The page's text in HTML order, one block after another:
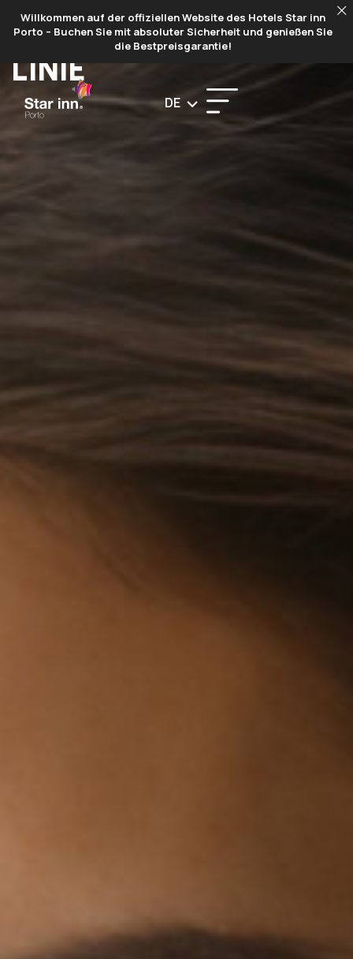
Willkommen auf der offiziellen Website des Hotels Star inn
Porto – Buchen Sie mit absoluter Sicherheit und genießen Sie
die Bestpreisgarantie!
DE
DATENSCHUTZRICHT
LINIE